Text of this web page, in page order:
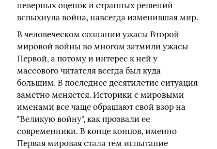
неверных оценок и странных решений
вспыхнула война, навсегда изменившая мир.
В человеческом сознании ужасы Второй
мировой войны во многом затмили ужасы
Первой, а потому и интерес к ней у
массового читателя всегда был куда
большим. В последнее десятилетие ситуация
заметно меняется. Историки с мировыми
именами все чаще обращают свой взор на
"Великую войну", как прозвали ее
современники. В конце концов, именно
Первая мировая стала тем испытание